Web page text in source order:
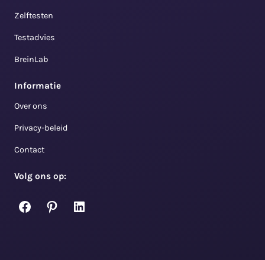
Zelftesten
Testadvies
BreinLab
Informatie
Over ons
Privacy-beleid
Contact
Volg ons op:
Facebook
PinterestLinkedIn